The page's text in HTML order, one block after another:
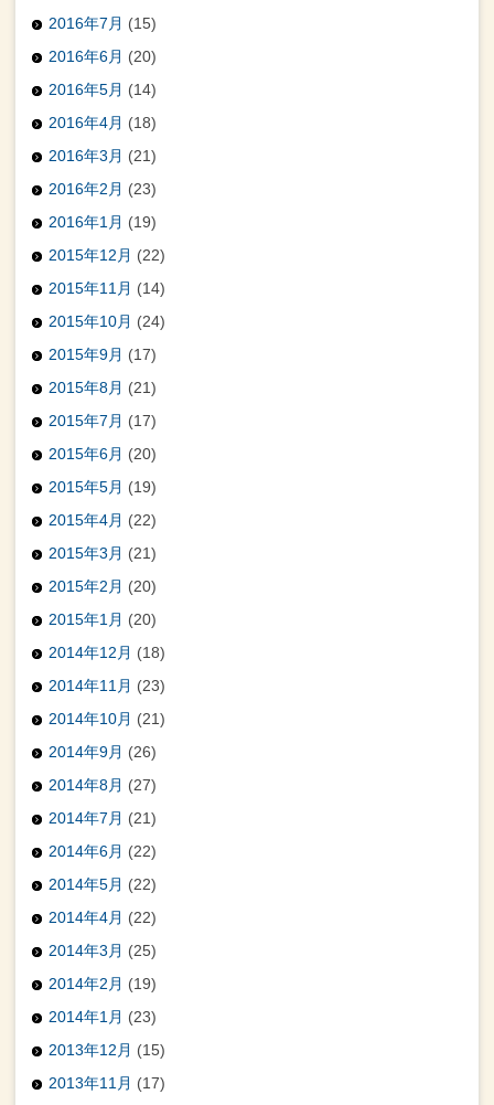
2016年7月 (15)
2016年6月 (20)
2016年5月 (14)
2016年4月 (18)
2016年3月 (21)
2016年2月 (23)
2016年1月 (19)
2015年12月 (22)
2015年11月 (14)
2015年10月 (24)
2015年9月 (17)
2015年8月 (21)
2015年7月 (17)
2015年6月 (20)
2015年5月 (19)
2015年4月 (22)
2015年3月 (21)
2015年2月 (20)
2015年1月 (20)
2014年12月 (18)
2014年11月 (23)
2014年10月 (21)
2014年9月 (26)
2014年8月 (27)
2014年7月 (21)
2014年6月 (22)
2014年5月 (22)
2014年4月 (22)
2014年3月 (25)
2014年2月 (19)
2014年1月 (23)
2013年12月 (15)
2013年11月 (17)